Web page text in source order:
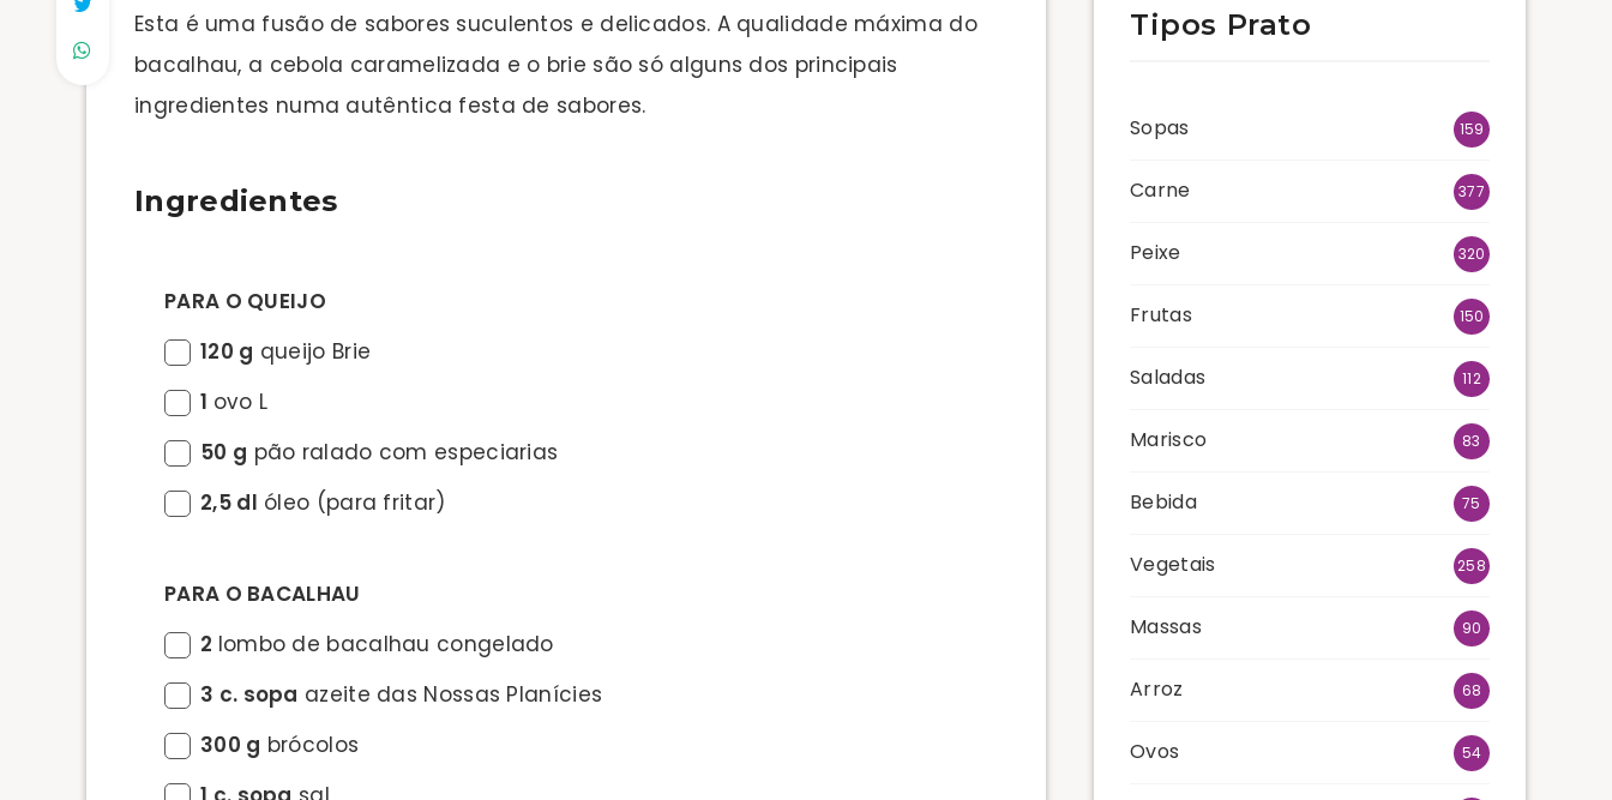
Esta é uma fusão de sabores suculentos e delicados. A qualidade máxima do
bacalhau, a cebola caramelizada e o brie são só alguns dos principais
ingredientes numa autêntica festa de sabores.
Ingredientes
PARA O QUEIJO
120 g queijo Brie
1 ovo L
50 g pão ralado com especiarias
2,5 dl óleo (para fritar)
PARA O BACALHAU
2 lombo de bacalhau congelado
3 c. sopa azeite das Nossas Planícies
300 g brócolos
Tipos Prato
Sopas 159
Carne 377
Peixe 320
Frutas 150
Saladas 112
Marisco 83
Bebida 75
Vegetais 258
Massas 90
Arroz 68
Ovos 54